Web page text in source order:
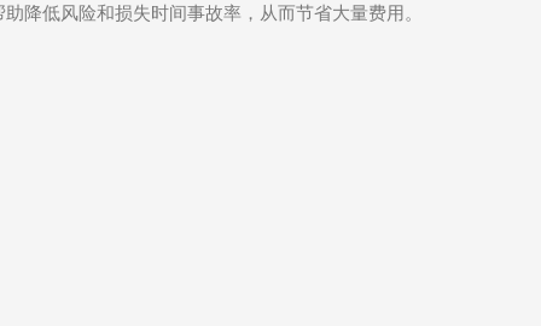
降低风险和损失时间事故率，从而节省大量费用。